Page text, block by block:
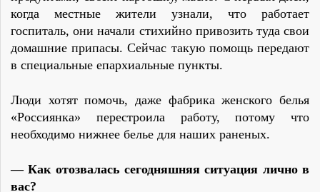
когда местные жители узнали, что работает
госпиталь, они начали стихийно привозить туда свои
домашние припасы. Сейчас такую помощь передают
в специальные епархиальные пункты.
Люди хотят помочь, даже фабрика женского белья
«Россиянка» перестроила работу, потому что
необходимо нижнее белье для наших раненых.
— Как отозвалась сегодняшняя ситуация лично в
вас?